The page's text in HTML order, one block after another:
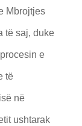
Mbrojtjes
të saj, duke
e
të
në
ushtarak